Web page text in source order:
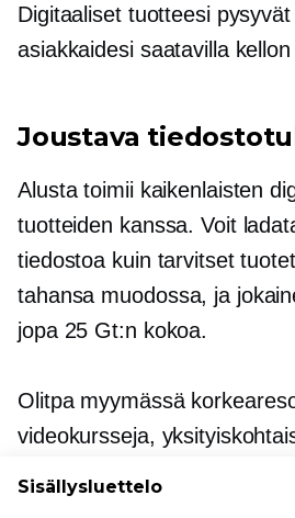
Digitaaliset tuotteesi
asiakkaidesi saatavilla
Joustava
Alusta toimii kaikenlaisten
tuotteiden kanssa. Voit
tiedostoa kuin tarvitset
tahansa muodossa, ja
jopa 25 Gt:n kokoa.
Olitpa myymässä
videokursseja,
Sisällysluettelo